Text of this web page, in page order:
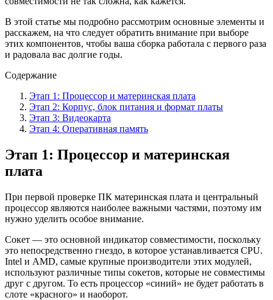
В этой статье мы подробно рассмотрим основные элементы и
расскажем, на что следует обратить внимание при выборе
этих компонентов, чтобы ваша сборка работала с первого раза
и радовала вас долгие годы.
Содержание
Этап 1: Процессор и материнская плата
Этап 2: Корпус, блок питания и формат платы
Этап 3: Видеокарта
Этап 4: Оперативная память
Этап 1: Процессор и материнская
плата
При первой проверке ПК материнская плата и центральный
процессор являются наиболее важными частями, поэтому им
нужно уделить особое внимание.
Сокет — это основной индикатор совместимости, поскольку
это непосредственно гнездо, в которое устанавливается CPU.
Intel и AMD, самые крупные производители этих модулей,
используют различные типы сокетов, которые не совместимы
друг с другом. То есть процессор «синий» не будет работать в
слоте «красного» и наоборот.